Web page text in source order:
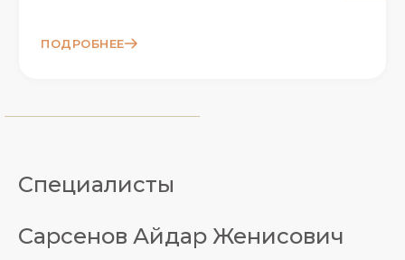
ПОДРОБНЕЕ
Специалисты
Сарсенов Айдар Женисович